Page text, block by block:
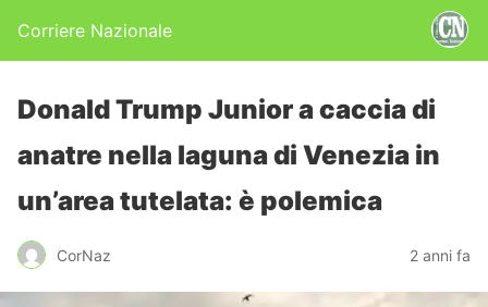
Corriere Nazionale
Donald Trump Junior a caccia di
anatre nella laguna di Venezia in
un’area tutelata: è polemica
CorNaz 2 anni fa